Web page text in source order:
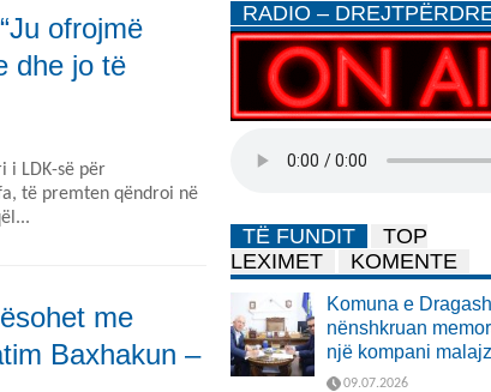
ofrojmë
dhe jo të
i LDK-së për
të premten qëndroi në
me
Baxhakun –
RADIO –
TË FUNDIT
TOP
LEXIMET
KOMENTE
Komuna e
nënshkruan
një kompani
09.07.2026